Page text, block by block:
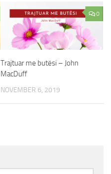
0
Trajtuar me butësi – John
MacDuff
NOVEMBER 6, 2019